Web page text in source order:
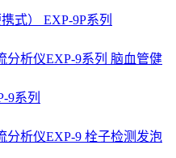
式） EXP-9P系列
9系列